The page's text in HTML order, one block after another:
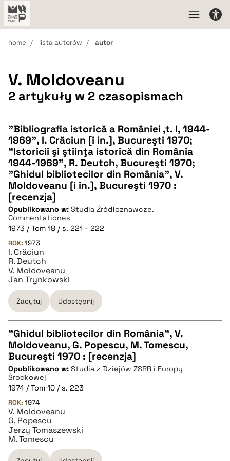
home lista autorów autor
V. Moldoveanu
2 artykuły w 2 czasopismach
"Bibliografia istorică a României ,t. I, 1944-
1969", I. Crăciun [i in.], Bucureşti 1970;
"Istoricii şi ştiinţa istorică din România
1944-1969", R. Deutch, Bucureşti 1970;
"Ghidul bibliotecilor din România", V.
Moldoveanu [i in.], Bucureşti 1970 :
[recenzja]
Opublikowano w: Studia Źródłoznawcze.
Commentationes
1973 / Tom 18 / s. 221 - 222
ROK: 1973
I. Crăciun
R. Deutch
V. Moldoveanu
Jan Trynkowski
Zacytuj Udostępnij
CZYSTY TEKST
pobierz cytat
BIBTEX
pobierz cytat
"Ghidul bibliotecilor din România", V.
Moldoveanu, G. Popescu, M. Tomescu,
Bucureşti 1970 : [recenzja]
Opublikowano w: Studia z Dziejów ZSRR i Europy
Środkowej
1974 / Tom 10 / s. 223
ROK: 1974
V. Moldoveanu
G. Popescu
Jerzy Tomaszewski
M. Tomescu